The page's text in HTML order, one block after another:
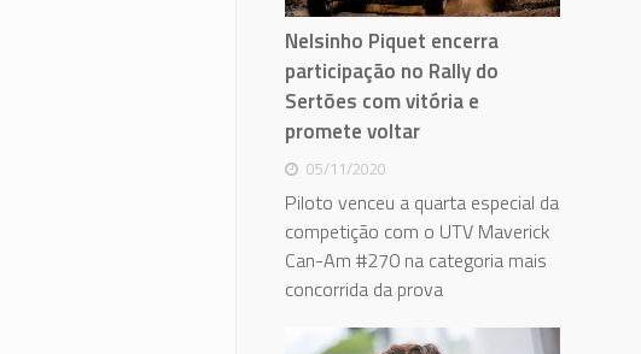
Nelsinho Piquet encerra
participação no Rally do
Sertões com vitória e
promete voltar
05/11/2020
Piloto venceu a quarta especial da
competição com o UTV Maverick
Can-Am #270 na categoria mais
concorrida da prova